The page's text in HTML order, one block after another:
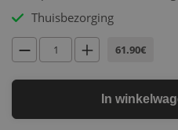
Thuisbezorging
61.90€
In